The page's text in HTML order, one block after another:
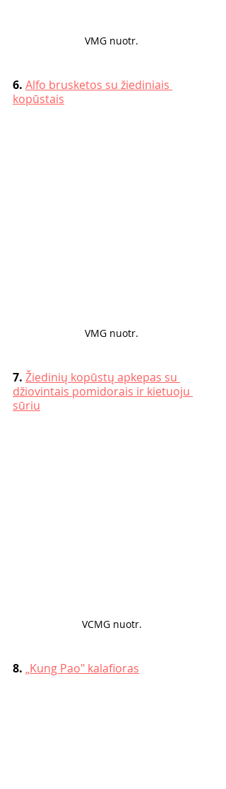
VMG nuotr.
6. Alfo brusketos su žiediniais
kopūstais
VMG nuotr.
7. Žiedinių kopūstų apkepas su
džiovintais pomidorais ir kietuoju
sūriu
VCMG nuotr.
8. „Kung Pao" kalafioras